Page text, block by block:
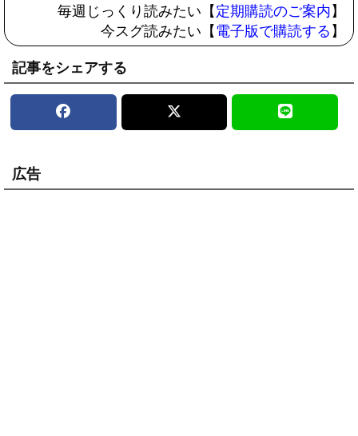
毎週じっくり読みたい【 定期購読のご案内 】
今スグ読みたい【 電子版で購読する 】
記事をシェアする
広告